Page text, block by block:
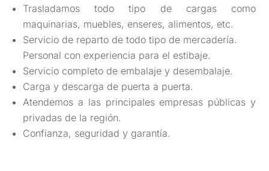
Trasladamos todo tipo de cargas como
maquinarias, muebles, enseres, alimentos, etc.
Servicio de reparto de todo tipo de mercadería.
Personal con experiencia para el estibaje.
Servicio completo de embalaje y desembalaje.
Carga y descarga de puerta a puerta.
Atendemos a las principales empresas públicas y
privadas de la región.
Confianza, seguridad y garantía.